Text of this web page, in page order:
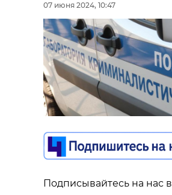
07 июня 2024, 10:47
Подписывайтесь на нас в